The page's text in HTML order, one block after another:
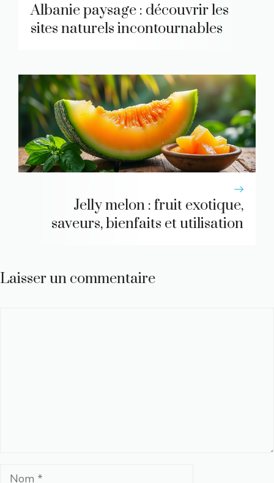
Albanie paysage : découvrir les
sites naturels incontournables
Jelly melon : fruit exotique,
saveurs, bienfaits et utilisation
Laisser un commentaire
Nom